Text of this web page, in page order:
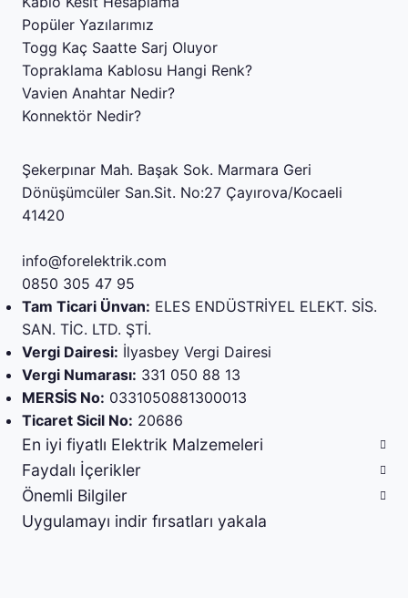
Popüler Yazılarımız
Togg Kaç Saatte Sarj Oluyor
Topraklama Kablosu Hangi Renk?
Vavien Anahtar Nedir?
Konnektör Nedir?
Şekerpınar Mah. Başak Sok. Marmara Geri
Dönüşümcüler San.Sit. No:27 Çayırova/Kocaeli
41420
info@forelektrik.com
0850 305 47 95
Tam Ticari Ünvan: ELES ENDÜSTRİYEL ELEKT. SİS.
SAN. TİC. LTD. ŞTİ.
Vergi Dairesi: İlyasbey Vergi Dairesi
Vergi Numarası: 331 050 88 13
MERSİS No: 0331050881300013
Ticaret Sicil No: 20686
En iyi fiyatlı Elektrik Malzemeleri
Faydalı İçerikler
Önemli Bilgiler
Uygulamayı indir fırsatları yakala